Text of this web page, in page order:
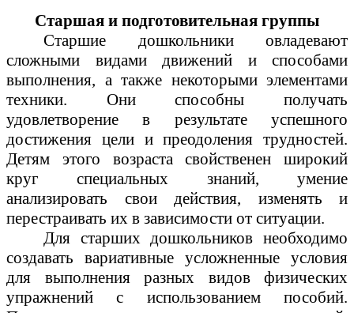
Старшая и подготовительная группы
Старшие дошкольники овладевают
сложными видами движений и способами
выполнения, а также некоторыми элементами
техники. Они способны получать
удовлетворение в результате успешного
достижения цели и преодоления трудностей.
Детям этого возраста свойственен широкий
круг специальных знаний, умение
анализировать свои действия, изменять и
перестраивать их в зависимости от ситуации.
Для старших дошкольников необходимо
создавать вариативные усложненные условия
для выполнения разных видов физических
упражнений с использованием пособий.